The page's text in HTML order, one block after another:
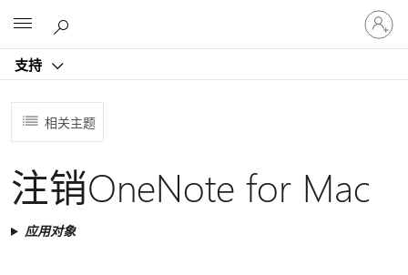
支持
请
登
录
相关主题
注销OneNote for Mac
应用对象